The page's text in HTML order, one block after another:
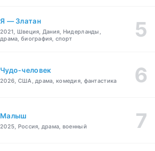
Я — Златан
2021, Швеция, Дания, Нидерланды,
драма, биография, спорт
Чудо-человек
2026, США, драма, комедия, фантастика
Малыш
2025, Россия, драма, военный